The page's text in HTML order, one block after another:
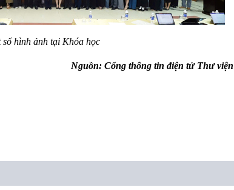
số hình ảnh tại Khóa học
Nguồn: Cổng thông tin điện tử Thư